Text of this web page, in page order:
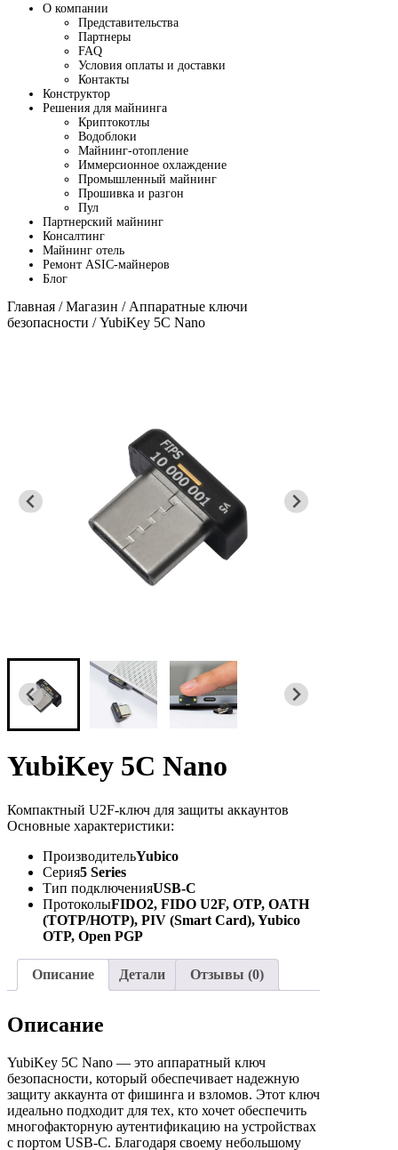
О компании
Представительства
Партнеры
FAQ
Условия оплаты и доставки
Контакты
Конструктор
Решения для майнинга
Криптокотлы
Водоблоки
Майнинг-отопление
Иммерсионное охлаждение
Промышленный майнинг
Прошивка и разгон
Пул
Партнерский майнинг
Консалтинг
Майнинг отель
Ремонт ASIC-майнеров
Блог
Главная /Магазин / Аппаратные ключи
безопасности / YubiKey 5C Nano
YubiKey 5C Nano
Компактный U2F-ключ для защиты аккаунтов
Основные характеристики:
ПроизводительYubico
Серия5 Series
Тип подключенияUSB-C
ПротоколыFIDO2, FIDO U2F, OTP, OATH
(TOTP/HOTP), PIV (Smart Card), Yubico
OTP, Open PGP
Описание Детали Отзывы (0)
Описание
YubiKey 5C Nano — это аппаратный ключ
безопасности, который обеспечивает надежную
защиту аккаунта от фишинга и взломов. Этот ключ
идеально подходит для тех, кто хочет обеспечить
многофакторную аутентификацию на устройствах
с портом USB-C. Благодаря своему небольшому